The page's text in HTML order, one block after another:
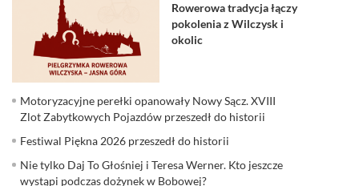
Rowerowa tradycja łączy
pokolenia z Wilczysk i
okolic
Motoryzacyjne perełki opanowały Nowy Sącz. XVIII
Zlot Zabytkowych Pojazdów przeszedł do historii
Festiwal Piękna 2026 przeszedł do historii
Nie tylko Daj To Głośniej i Teresa Werner. Kto jeszcze
wystąpi podczas dożynek w Bobowej?